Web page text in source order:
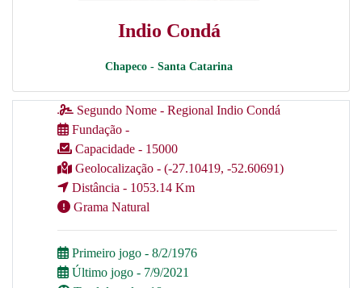
Indio Condá
Chapeco - Santa Catarina
Segundo Nome - Regional Indio Condá
Fundação -
Capacidade - 15000
Geolocalização - (-27.10419, -52.60691)
Distância - 1053.14 Km
Grama Natural
Primeiro jogo - 8/2/1976
Último jogo - 7/9/2021